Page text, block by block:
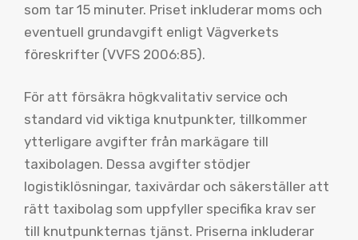
som tar 15 minuter. Priset inkluderar moms och
eventuell grundavgift enligt Vägverkets
föreskrifter (VVFS 2006:85).
För att försäkra högkvalitativ service och
standard vid viktiga knutpunkter, tillkommer
ytterligare avgifter från markägare till
taxibolagen. Dessa avgifter stödjer
logistiklösningar, taxivärdar och säkerställer att
rätt taxibolag som uppfyller specifika krav ser
till knutpunkternas tjänst. Priserna inkluderar